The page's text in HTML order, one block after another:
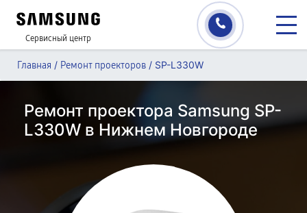
Сервисный центр
Главная / Ремонт проекторов / SP-L330W
Ремонт проектора Samsung SP-
L330W в Нижнем Новгороде